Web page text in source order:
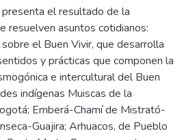
el resultado de la
resuelven asuntos cotidianos:
el Buen Vivir, que desarrolla
y prácticas que componen la
e intercultural del Buen
indígenas Muiscas de la
Emberá-Chamí de Mistrató-
Guajira; Arhuacos, de Pueblo